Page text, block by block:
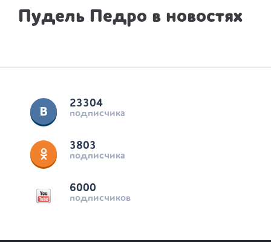
Пудель Педро в новостях
23304
подписчика
3803
подписчика
6000
подписчиков